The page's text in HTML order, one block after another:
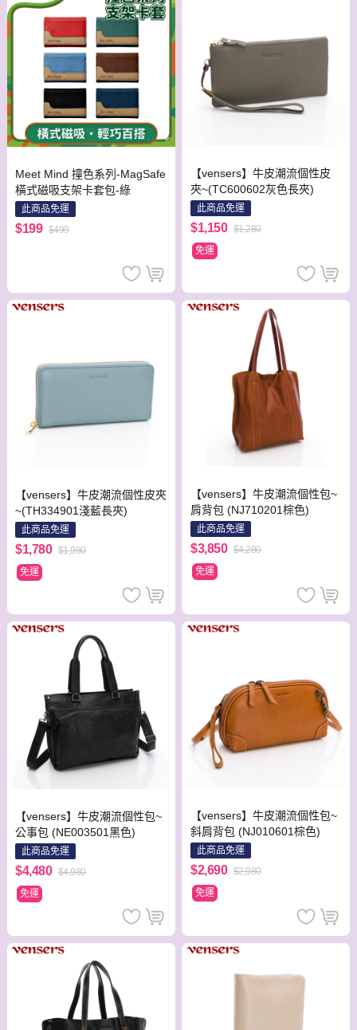
Meet Mind 撞色系列-MagSafe
橫式磁吸支架卡套包-綠
此商品免運
$199 $499
【vensers】牛皮潮流個性皮
夾~(TC600602灰色長夾)
此商品免運
$1,150 $1,280
免運
【vensers】牛皮潮流個性皮夾
~(TH334901淺藍長夾)
此商品免運
$1,780 $1,980
免運
【vensers】牛皮潮流個性包~
肩背包 (NJ710201棕色)
此商品免運
$3,850 $4,280
免運
【vensers】牛皮潮流個性包~
公事包 (NE003501黑色)
此商品免運
$4,480 $4,980
免運
【vensers】牛皮潮流個性包~
斜肩背包 (NJ010601棕色)
此商品免運
$2,690 $2,980
免運